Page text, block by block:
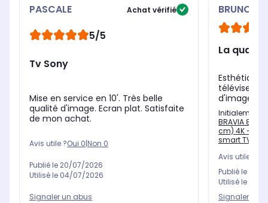
PASCALE Achat vérifié
5/5
Tv Sony
Mise en service en 10'. Très belle
qualité d'image. Ecran plat. Satisfaite
de mon achat.
Avis utile ?Oui 0|Non 0
Publié le 20/07/2026
Utilisé le 04/07/2026
Signaler un abus
BRUNO
La qualité
téléviseur
d'image
Initialement
BRAVIA 8
cm) 4K -
smart TV
Avis utile ?
Publié le
Utilisé le
Signaler un